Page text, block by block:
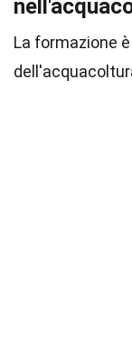
La formazione